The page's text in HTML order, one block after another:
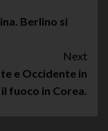
Berlino si
Next
e Occidente in
fuoco in Corea.